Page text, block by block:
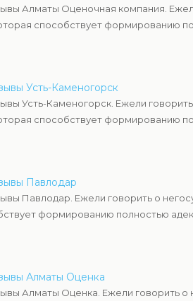
Алматы Оценочная компания.
способствует формированию
Усть-Каменогорск
Усть-Каменогорск. Ежели
способствует формированию
Павлодар
Павлодар. Ежели говорить о
формированию полностью
Алматы Оценка
Алматы Оценка. Ежели говорить о